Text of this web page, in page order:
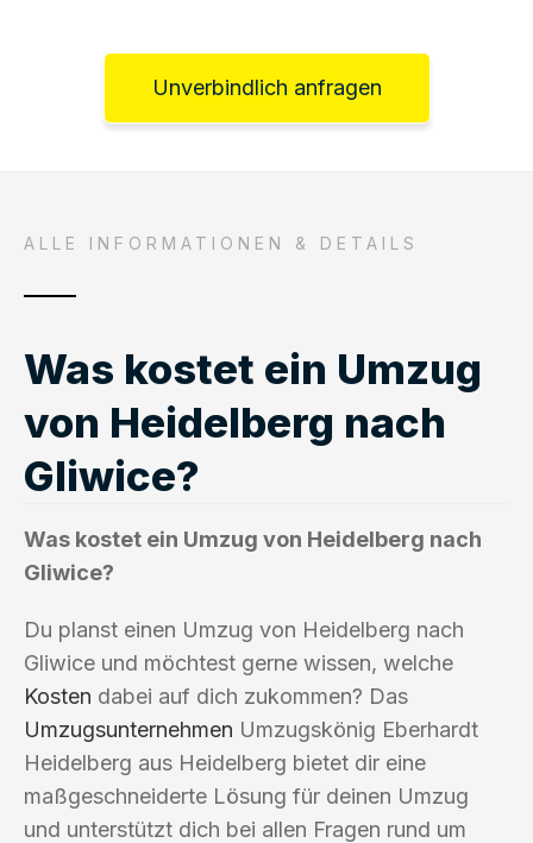
Unverbindlich anfragen
ALLE INFORMATIONEN & DETAILS
Was kostet ein Umzug
von Heidelberg nach
Gliwice?
Was kostet ein Umzug von Heidelberg nach
Gliwice?
Du planst einen Umzug von Heidelberg nach
Gliwice und möchtest gerne wissen, welche
Kosten dabei auf dich zukommen? Das
Umzugsunternehmen Umzugskönig Eberhardt
Heidelberg aus Heidelberg bietet dir eine
maßgeschneiderte Lösung für deinen Umzug
und unterstützt dich bei allen Fragen rund um